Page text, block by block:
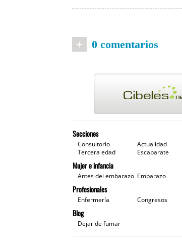
+ 0 comentarios
Secciones
Consultorio Actualidad
Tercera edad
Escaparate
Mujer e infancia
Antes del embarazo Embarazo
Profesionales
Enfermería Congresos
Blog
Dejar de fumar